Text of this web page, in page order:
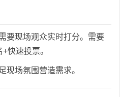
要现场观众实时打分。需要
快速投票。
现场氛围营造需求。